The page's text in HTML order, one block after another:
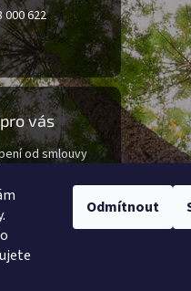
Odmítnout
000 622
vás
od smlouvy
údajů